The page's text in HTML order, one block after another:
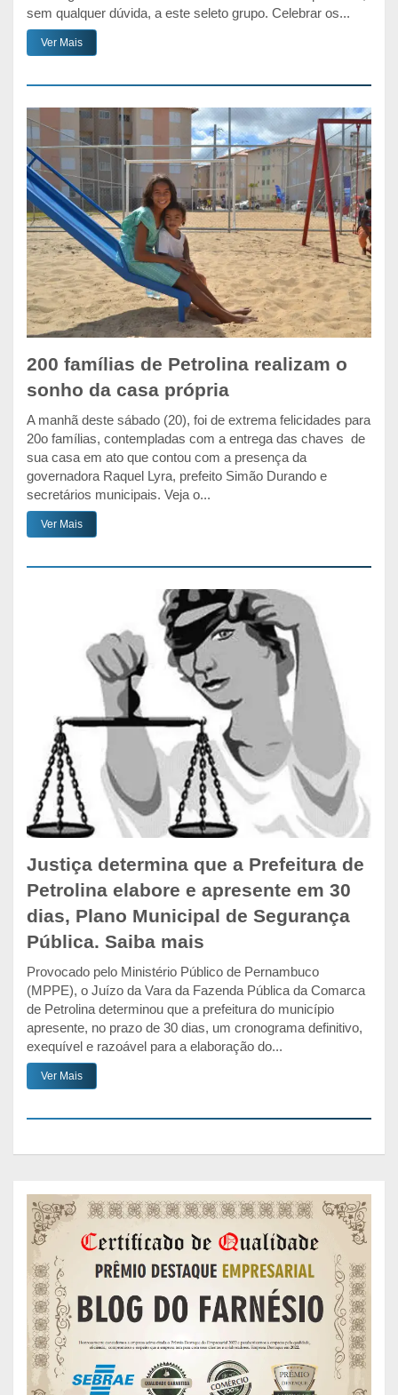
sem qualquer dúvida, a este seleto grupo. Celebrar os...
Ver Mais
200 famílias de Petrolina realizam o
sonho da casa própria
A manhã deste sábado (20), foi de extrema felicidades para
20o famílias, contempladas com a entrega das chaves de
sua casa em ato que contou com a presença da
governadora Raquel Lyra, prefeito Simão Durando e
secretários municipais. Veja o...
Ver Mais
Justiça determina que a Prefeitura de
Petrolina elabore e apresente em 30
dias, Plano Municipal de Segurança
Pública. Saiba mais
Provocado pelo Ministério Público de Pernambuco
(MPPE), o Juízo da Vara da Fazenda Pública da Comarca
de Petrolina determinou que a prefeitura do município
apresente, no prazo de 30 dias, um cronograma definitivo,
exequível e razoável para a elaboração do...
Ver Mais